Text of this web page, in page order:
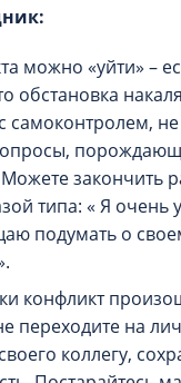
можно «уйти» –
обстановка
самоконтролем,
закончить
типа: « Я
подумать о
конфликт
переходите на
коллегу,